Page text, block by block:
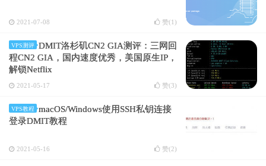
2021-07-08 赞(1 )
VPS测评
DMIT洛杉矶CN2 GIA测评：三网回
程CN2 GIA，国内速度优秀，美国原生IP，
解锁Netflix
2021-05-17 赞(3)
VPS教程
macOS/Windows使用SSH私钥连接
登录DMIT教程
2021-05-16 赞(2)